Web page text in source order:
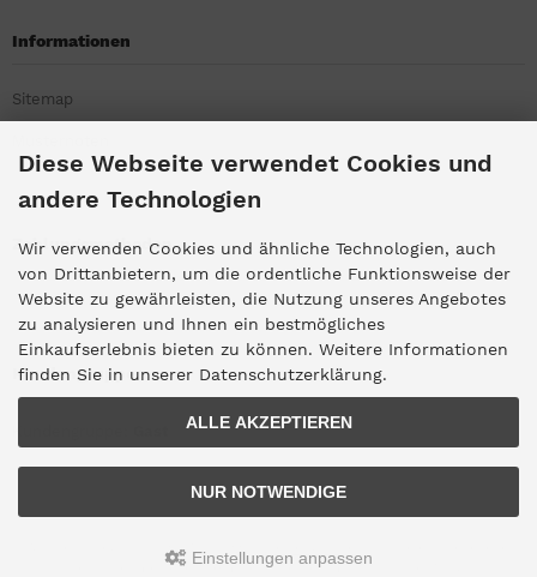
Informationen
Sitemap
Zahlungsmethoden
Kundengruppe
Alle Preise inkl. gesetzl. MwSt. zzgl.
Preise entsprechen dem bisherigen Preis bei Haus-der-Musik.
Diese Webseite verwendet Cookies und
andere Technologien
Wir verwenden Cookies und ähnliche Technologien, auch
von Drittanbietern, um die ordentliche Funktionsweise der
Website zu gewährleisten, die Nutzung unseres Angebotes
zu analysieren und Ihnen ein bestmögliches
Einkaufserlebnis bieten zu können. Weitere Informationen
finden Sie in unserer Datenschutzerklärung.
ALLE AKZEPTIEREN
NUR NOTWENDIGE
Einstellungen anpassen